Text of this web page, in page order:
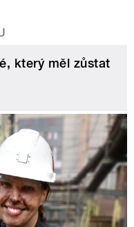
který měl zůstat